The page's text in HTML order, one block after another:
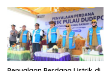
Bukan Konsumsi